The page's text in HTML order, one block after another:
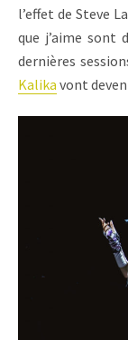
l’effet de Steve
que j’aime sont
dernières
Kalika vont